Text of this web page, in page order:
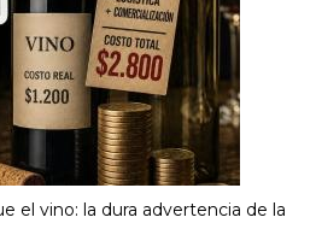
el vino: la dura advertencia de la